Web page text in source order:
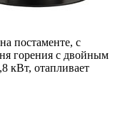
постаменте, с
горения с двойным
кВт, отапливает